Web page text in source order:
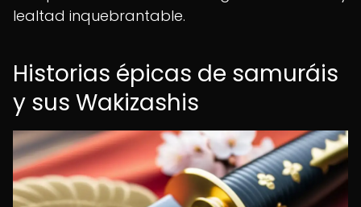
lealtad inquebrantable.
Historias épicas de samuráis
y sus Wakizashis